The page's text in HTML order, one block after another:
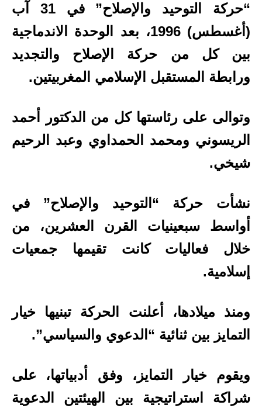
“حركة التوحيد والإصلاح” في 31 آب
(أغسطس) 1996، بعد الوحدة الاندماجية
بين كل من حركة الإصلاح والتجديد
ورابطة المستقبل الإسلامي المغربيتين.
وتوالى على رئاستها كل من الدكتور أحمد
الريسوني ومحمد الحمداوي وعبد الرحيم
شيخي.
نشأت حركة “التوحيد والإصلاح” في
أواسط سبعينيات القرن العشرين، من
خلال فعاليات كانت تقيمها جمعيات
إسلامية.
ومنذ ميلادها، أعلنت الحركة تبنيها خيار
التمايز بين ثنائية “الدعوي والسياسي”.
ويقوم خيار التمايز، وفق أدبياتها، على
شراكة استراتيجية بين الهيئتين الدعوية